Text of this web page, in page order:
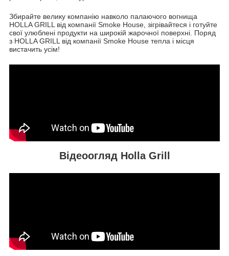
Збирайте велику компанію навколо палаючого вогнища
HOLLA GRILL від компанії Smoke House, зігрівайтеся і готуйте
свої улюблені продукти на широкій жарочної поверхні. Поряд
з HOLLA GRILL від компанії Smoke House тепла і місця
вистачить усім!
Відеоогляд Holla Grill